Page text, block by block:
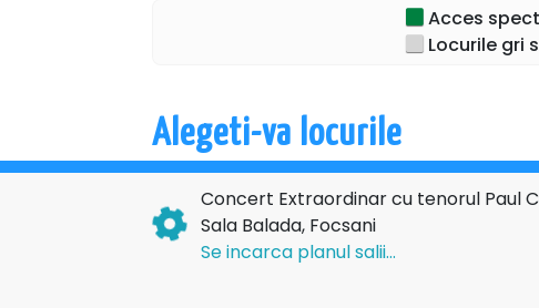
transformă fiecare seară într-o
Rezervă-ți locul acum!
Nu rata ocazia de a trăi magia muzicii live într-un
autentică!
Vino să aplauzi un artist de excepție și să faci
Acces
Locurile gri
Alegeti-va locurile
Concert Extraordinar cu tenorul Paul
Sala Balada, Focsani
Se incarca planul salii...